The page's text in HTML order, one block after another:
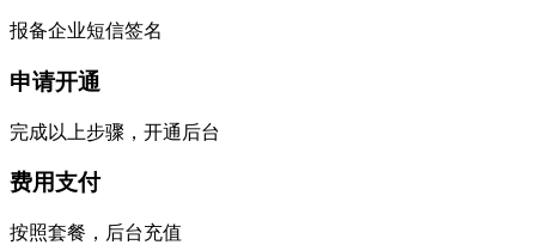
报备企业短信签名
申请开通
完成以上步骤，开通后台
费用支付
按照套餐，后台充值